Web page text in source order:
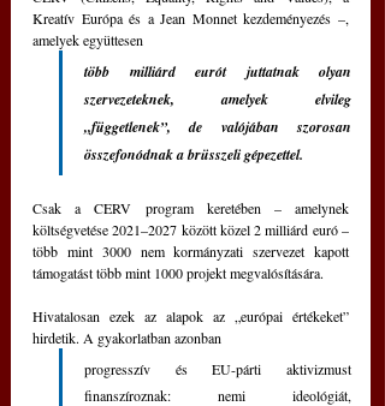
Kreatív Európa és a Jean Monnet kezdeményezés –,
amelyek együttesen
több milliárd eurót juttatnak olyan
szervezeteknek, amelyek elvileg
„függetlenek”, de valójában szorosan
összefonódnak a brüsszeli gépezettel.
Csak a CERV program keretében – amelynek
költségvetése 2021–2027 között közel 2 milliárd euró –
több mint 3000 nem kormányzati szervezet kapott
támogatást több mint 1000 projekt megvalósítására.
Hivatalosan ezek az alapok az „európai értékeket”
hirdetik. A gyakorlatban azonban
progresszív és EU-párti aktivizmust
finanszíroznak: nemi ideológiát,